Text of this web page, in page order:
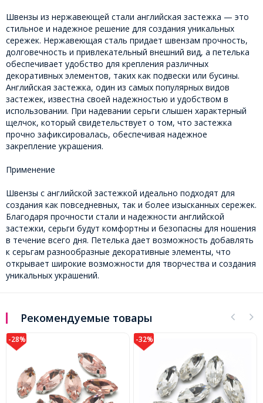
Швензы из нержавеющей стали английская застежка — это
стильное и надежное решение для создания уникальных
сережек. Нержавеющая сталь придает швензам прочность,
долговечность и привлекательный внешний вид, а петелька
обеспечивает удобство для крепления различных
декоративных элементов, таких как подвески или бусины.
Английская застежка, один из самых популярных видов
застежек, известна своей надежностью и удобством в
использовании. При надевании серьги слышен характерный
щелчок, который свидетельствует о том, что застежка
прочно зафиксировалась, обеспечивая надежное
закрепление украшения.
Применение
Швензы с английской застежкой идеально подходят для
создания как повседневных, так и более изысканных сережек.
Благодаря прочности стали и надежности английской
застежки, серьги будут комфортны и безопасны для ношения
в течение всего дня. Петелька дает возможность добавлять
к серьгам разнообразные декоративные элементы, что
открывает широкие возможности для творчества и создания
уникальных украшений.
Рекомендуемые товары
-32% -28%